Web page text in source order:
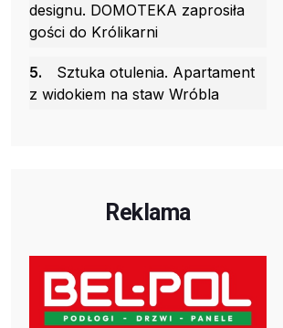
designu. DOMOTEKA zaprosiła
gości do Królikarni
5.
Sztuka otulenia. Apartament
z widokiem na staw Wróbla
Reklama